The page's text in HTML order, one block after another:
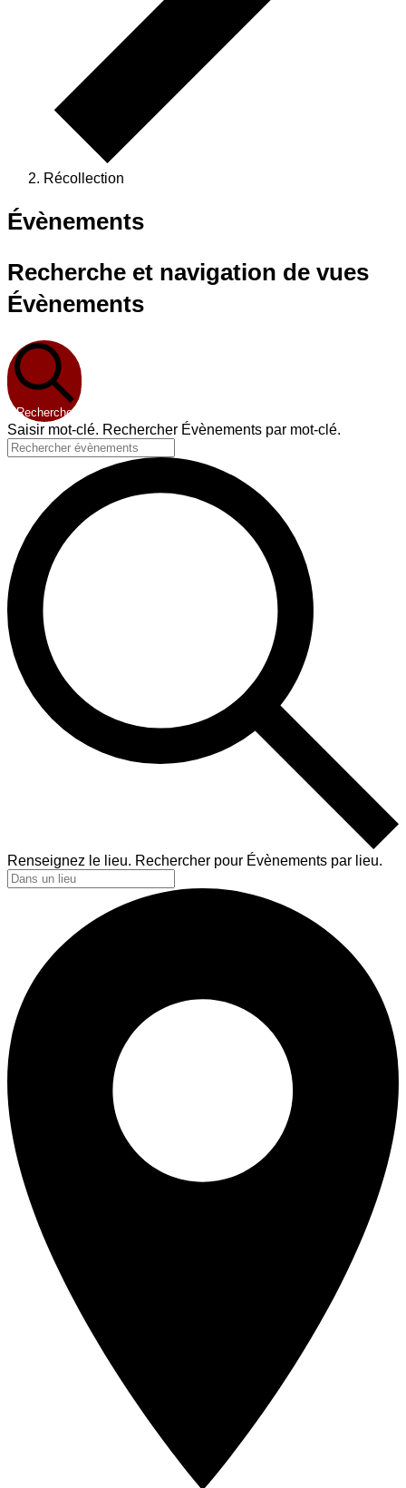
Récollection
Évènements
Recherche et navigation de vues
Évènements
Recherche
Saisir mot-clé. Rechercher Évènements par mot-clé.
Renseignez le lieu. Rechercher pour Évènements par lieu.